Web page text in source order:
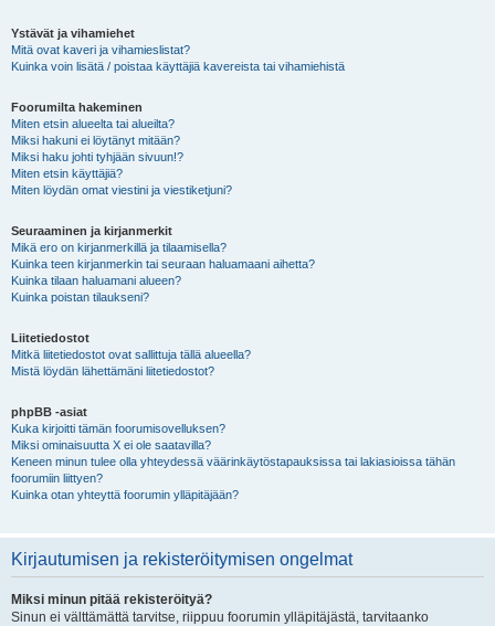
Ystävät ja vihamiehet
Mitä ovat kaveri ja vihamieslistat?
Kuinka voin lisätä / poistaa käyttäjiä kavereista tai vihamiehistä
Foorumilta hakeminen
Miten etsin alueelta tai alueilta?
Miksi hakuni ei löytänyt mitään?
Miksi haku johti tyhjään sivuun!?
Miten etsin käyttäjiä?
Miten löydän omat viestini ja viestiketjuni?
Seuraaminen ja kirjanmerkit
Mikä ero on kirjanmerkillä ja tilaamisella?
Kuinka teen kirjanmerkin tai seuraan haluamaani aihetta?
Kuinka tilaan haluamani alueen?
Kuinka poistan tilaukseni?
Liitetiedostot
Mitkä liitetiedostot ovat sallittuja tällä alueella?
Mistä löydän lähettämäni liitetiedostot?
phpBB -asiat
Kuka kirjoitti tämän foorumisovelluksen?
Miksi ominaisuutta X ei ole saatavilla?
Keneen minun tulee olla yhteydessä väärinkäytöstapauksissa tai lakiasioissa tähän
foorumiin liittyen?
Kuinka otan yhteyttä foorumin ylläpitäjään?
Kirjautumisen ja rekisteröitymisen ongelmat
Miksi minun pitää rekisteröityä?
Sinun ei välttämättä tarvitse, riippuu foorumin ylläpitäjästä, tarvitaanko